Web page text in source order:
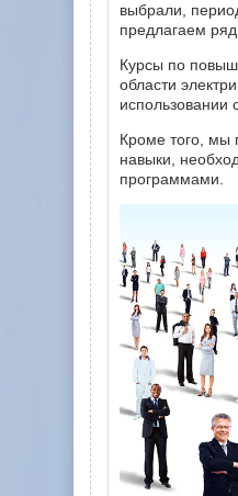
выбрали,
предлагаем
Курсы по
области
использовании
Кроме того, мы
навыки,
программами.